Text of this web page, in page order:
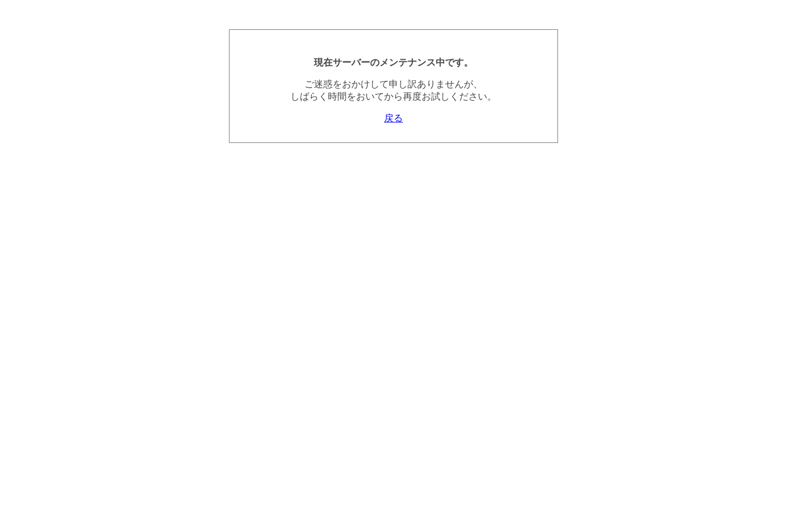
現在サーバーのメンテナンス中です。
ご迷惑をおかけして申し訳ありませんが、
しばらく時間をおいてから再度お試しください。
戻る